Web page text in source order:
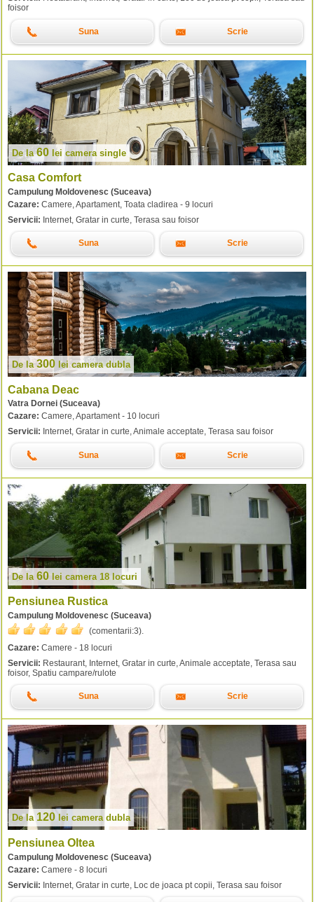
foisor
Suna Scrie
De la60 lei camera single
Casa Comfort
Campulung Moldovenesc (Suceava)
Cazare: Camere, Apartament, Toata cladirea - 9 locuri
Servicii: Internet, Gratar in curte, Terasa sau foisor
Suna Scrie
De la300 leicamera dubla
Cabana Deac
Vatra Dornei (Suceava)
Cazare: Camere, Apartament - 10 locuri
Servicii: Internet, Gratar in curte, Animale acceptate, Terasa sau foisor
Suna Scrie
De la 60 lei camera 18 locuri
Pensiunea Rustica
Campulung Moldovenesc (Suceava)
(comentarii:3).
Cazare: Camere - 18 locuri
Servicii: Restaurant, Internet, Gratar in curte, Animale acceptate, Terasa sau
foisor, Spatiu campare/rulote
Suna Scrie
De la 120 lei camera dubla
Pensiunea Oltea
Campulung Moldovenesc (Suceava)
Cazare: Camere - 8 locuri
Servicii: Internet, Gratar in curte, Loc de joaca pt copii, Terasa sau foisor